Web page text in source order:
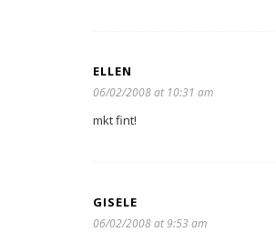
ELLEN
06/02/2008 at 10:31 am
mkt fint!
GISELE
06/02/2008 at 9:53 am